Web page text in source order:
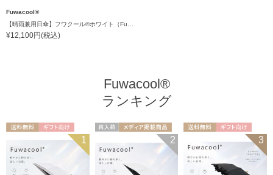
Fuwacool®
¥12,100円(税込)
Fuwacool®
ランキング
ギフト向け
1
メディア掲載商 2
ギフト向け
WOMEN
3